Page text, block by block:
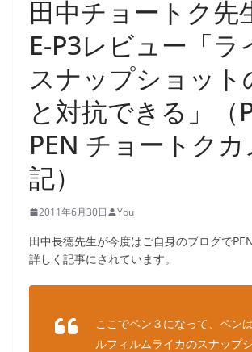
田中チョートク先
E-P3レビュー「ラ
スナップショット
と対抗できる」（
PEN チョートクカ
記）
2011年6月30日 You
田中長徳先生が今度はご自身のブログで
詳しく記事にされています。
ここでペン３になって、ペン
ルフィルムライカのスナップ